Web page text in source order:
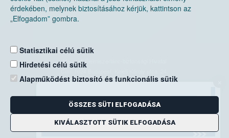
érdekében, melynek biztosításához kérjük, kattintson az
„Elfogadom” gombra.
Statisztikai célú sütik
Hirdetési célú sütik
Alapműködést biztosító és funkcionális sütik
ÖSSZES SÜTI ELFOGADÁSA
KIVÁLASZTOTT SÜTIK ELFOGADÁSA
Nemzeti Élelmiszerlánc-biztonsági Hivatal
Levelezési cím: 1525 Budapest. Pf. 30.
E-mail:ugyfelszolgalat@nebih.gov.hu
Zöld szám: 06-80/263-244
Telefon: 06-1/ 336-9000